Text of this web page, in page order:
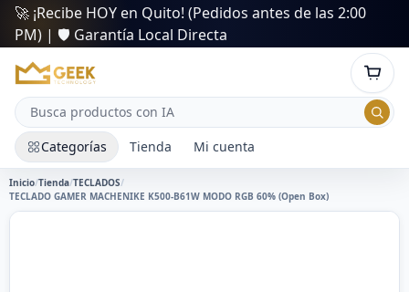
🚀 ¡Recibe HOY en Quito! (Pedidos antes de las 2:00
PM) | 🛡️ Garantía Local Directa
Categorías Tienda Mi cuenta
Inicio/Tienda/TECLADOS/
TECLADO GAMER MACHENIKE K500-B61W MODO RGB 60% (Open Box)